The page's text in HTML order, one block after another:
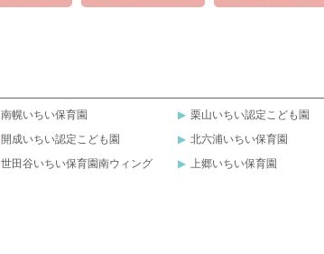
南幌いちい保育園 栗山いちい認定こども園
開成いちい認定こども園 北六浦いちい保育園
世田谷いちい保育園南ウィング 上郷いちい保育園